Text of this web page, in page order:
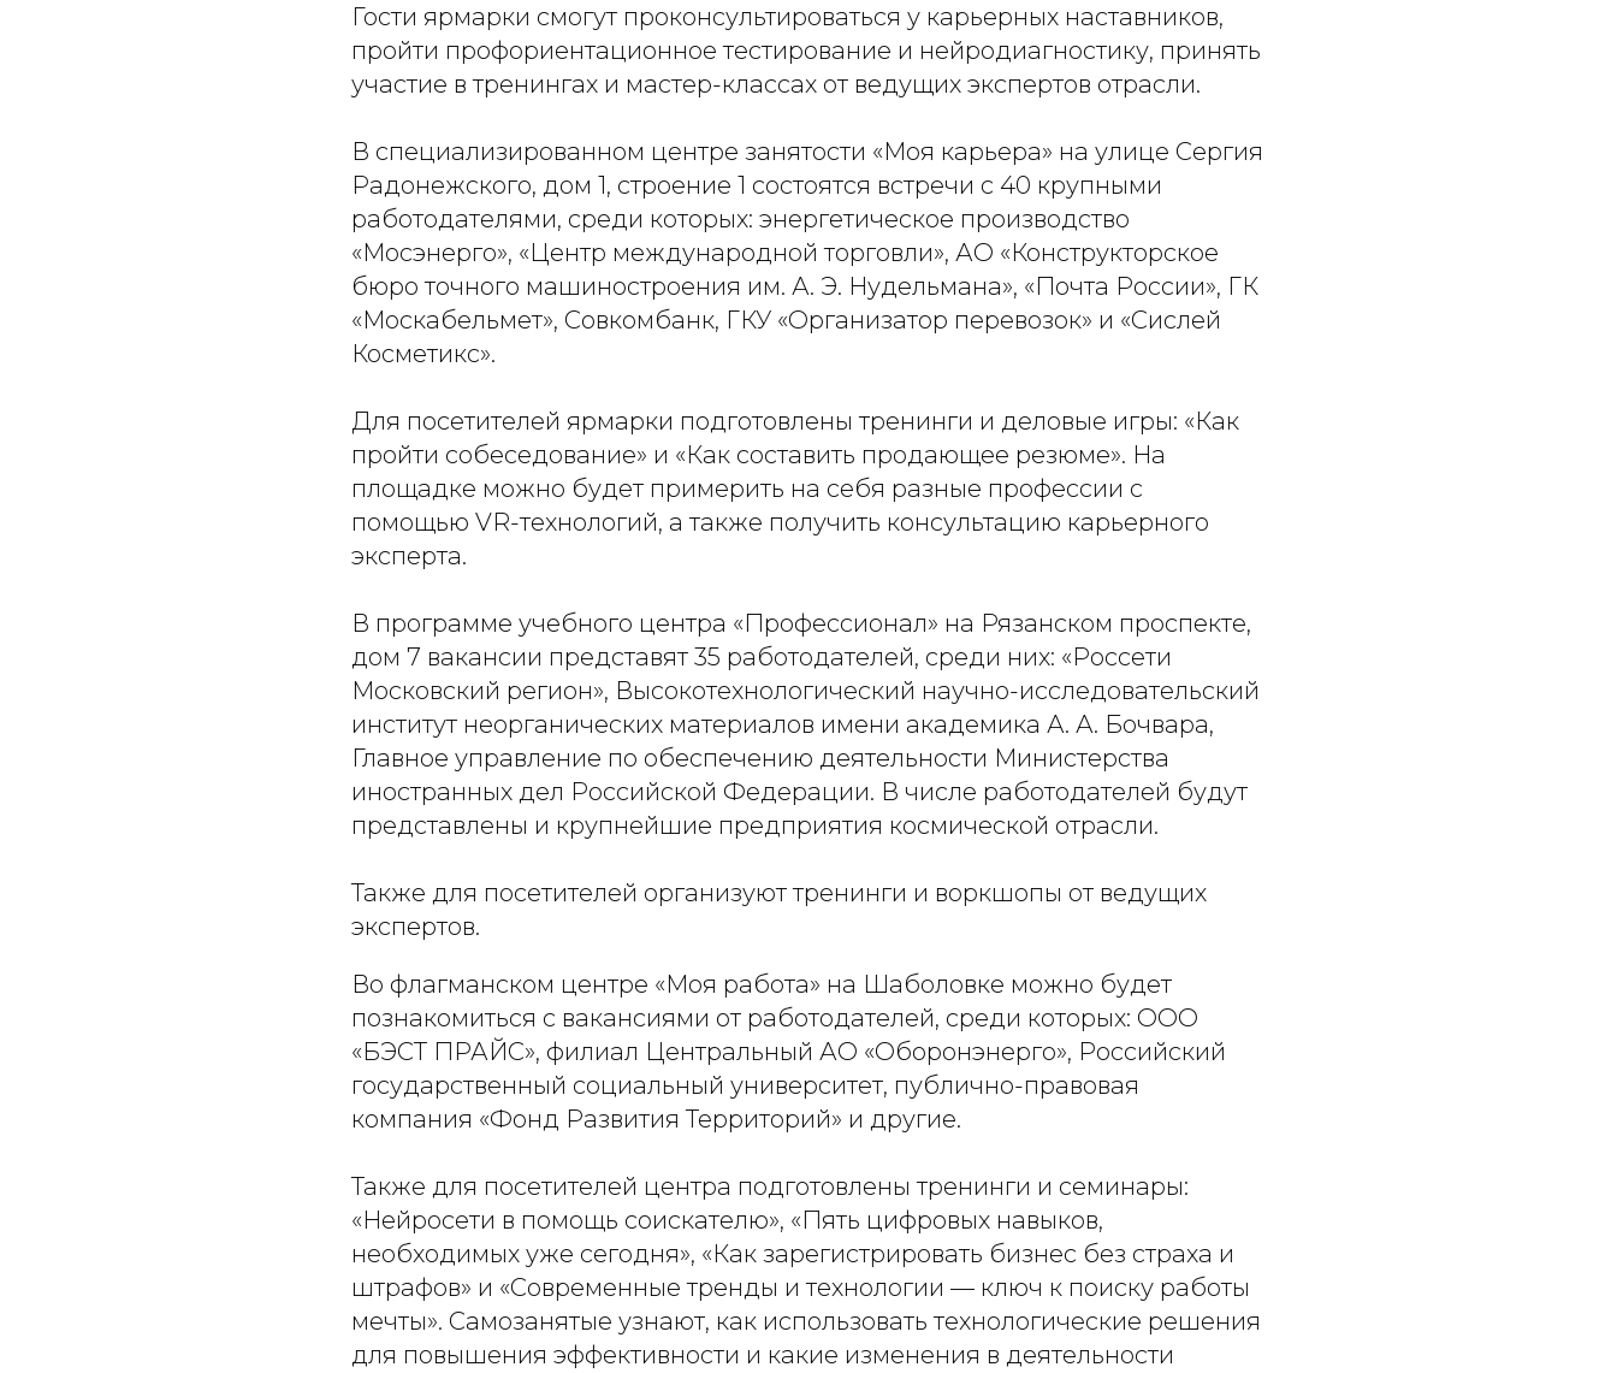
Гости ярмарки смогут проконсультироваться у карьерных наставников,
пройти профориентационное тестирование и нейродиагностику, принять
участие в тренингах и мастер-классах от ведущих экспертов отрасли.
В специализированном центре занятости «Моя карьера» на улице Сергия
Радонежского, дом 1, строение 1 состоятся встречи с 40 крупными
работодателями, среди которых: энергетическое производство
«Мосэнерго», «Центр международной торговли», АО «Конструкторское
бюро точного машиностроения им. А. Э. Нудельмана», «Почта России», ГК
«Москабельмет», Совкомбанк, ГКУ «Организатор перевозок» и «Сислей
Косметикс».
Для посетителей ярмарки подготовлены тренинги и деловые игры: «Как
пройти собеседование» и «Как составить продающее резюме». На
площадке можно будет примерить на себя разные профессии с
помощью VR-технологий, а также получить консультацию карьерного
эксперта.
В программе учебного центра «Профессионал» на Рязанском проспекте,
дом 7 вакансии представят 35 работодателей, среди них: «Россети
Московский регион», Высокотехнологический научно-исследовательский
институт неорганических материалов имени академика А. А. Бочвара,
Главное управление по обеспечению деятельности Министерства
иностранных дел Российской Федерации. В числе работодателей будут
представлены и крупнейшие предприятия космической отрасли.
Также для посетителей организуют тренинги и воркшопы от ведущих
экспертов.
Во флагманском центре «Моя работа» на Шаболовке можно будет
познакомиться с вакансиями от работодателей, среди которых: ООО
«БЭСТ ПРАЙС», филиал Центральный АО «Оборонэнерго», Российский
государственный социальный университет, публично-правовая
компания «Фонд Развития Территорий» и другие.
Также для посетителей центра подготовлены тренинги и семинары:
«Нейросети в помощь соискателю», «Пять цифровых навыков,
необходимых уже сегодня», «Как зарегистрировать бизнес без страха и
штрафов» и «Современные тренды и технологии — ключ к поиску работы
мечты». Самозанятые узнают, как использовать технологические решения
для повышения эффективности и какие изменения в деятельности